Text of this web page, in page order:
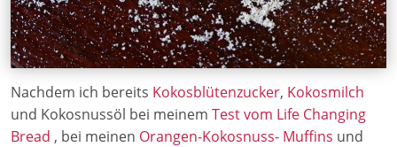
Nachdem ich bereits Kokosblütenzucker, Kokosmilch
und Kokosnussöl bei meinem Test vom Life Changing
Bread , bei meinen Orangen-Kokosnuss- Muffins und